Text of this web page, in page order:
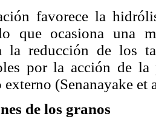
favorece la
que ocasiona una
la reducción de los
por la acción de la
(Senanayake et
de los granos